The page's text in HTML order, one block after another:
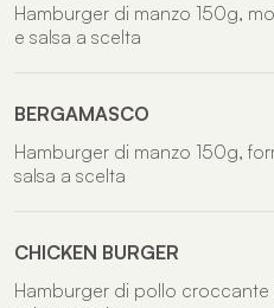
Hamburger di manzo 150g,
e salsa a scelta
BERGAMASCO
Hamburger di manzo 150g,
salsa a scelta
CHICKEN BURGER
Hamburger di pollo